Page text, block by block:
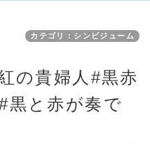
カテゴリ：シンビジューム
の貴婦人#黒赤
と赤が奏で